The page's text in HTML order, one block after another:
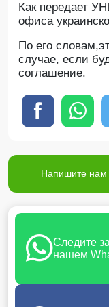
Как передает
офиса
По его
случае, если
соглашение.
Напишите нам
Следите
нашем